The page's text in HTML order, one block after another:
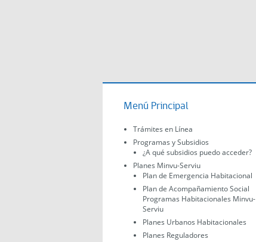
Menú Principal
Trámites en Línea
Programas y Subsidios
¿A qué subsidios puedo acceder?
Planes Minvu-Serviu
Plan de Emergencia Habitacional
Plan de Acompañamiento Social
Programas Habitacionales Minvu-
Serviu
Planes Urbanos Habitacionales
Planes Reguladores